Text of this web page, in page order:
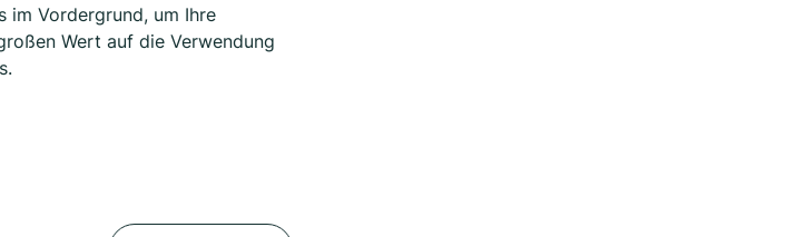
im Vordergrund, um Ihre
Wert auf die Verwendung